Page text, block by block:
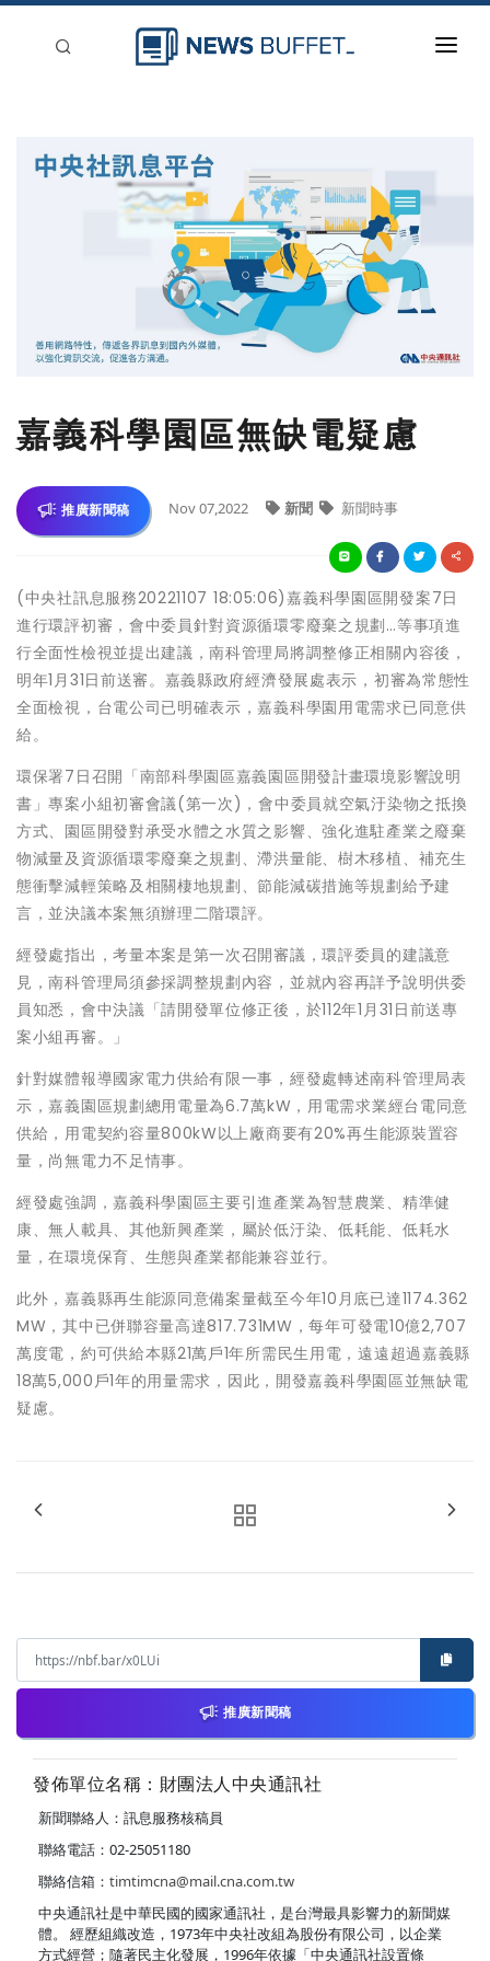
嘉義科學園區無缺電疑慮
推廣新聞稿 Nov 07,2022 新聞 新聞時事
(中央社訊息服務20221107 18:05:06)嘉義科學園區開發案7日
進行環評初審，會中委員針對資源循環零廢棄之規劃…等事項進
行全面性檢視並提出建議，南科管理局將調整修正相關內容後，
明年1月31日前送審。嘉義縣政府經濟發展處表示，初審為常態性
全面檢視，台電公司已明確表示，嘉義科學園用電需求已同意供
給。
環保署7日召開「南部科學園區嘉義園區開發計畫環境影響說明
書」專案小組初審會議(第一次)，會中委員就空氣汙染物之抵換
方式、園區開發對承受水體之水質之影響、強化進駐產業之廢棄
物減量及資源循環零廢棄之規劃、滯洪量能、樹木移植、補充生
態衝擊減輕策略及相關棲地規劃、節能減碳措施等規劃給予建
言，並決議本案無須辦理二階環評。
經發處指出，考量本案是第一次召開審議，環評委員的建議意
見，南科管理局須參採調整規劃內容，並就內容再詳予說明供委
員知悉，會中決議「請開發單位修正後，於112年1月31日前送專
案小組再審。」
針對媒體報導國家電力供給有限一事，經發處轉述南科管理局表
示，嘉義園區規劃總用電量為6.7萬kW，用電需求業經台電同意
供給，用電契約容量800kW以上廠商要有20%再生能源裝置容
量，尚無電力不足情事。
經發處強調，嘉義科學園區主要引進產業為智慧農業、精準健
康、無人載具、其他新興產業，屬於低汙染、低耗能、低耗水
量，在環境保育、生態與產業都能兼容並行。
此外，嘉義縣再生能源同意備案量截至今年10月底已達1174.362
MW，其中已併聯容量高達817.731MW，每年可發電10億2,707
萬度電，約可供給本縣21萬戶1年所需民生用電，遠遠超過嘉義縣
18萬5,000戶1年的用量需求，因此，開發嘉義科學園區並無缺電
疑慮。
推廣新聞稿
發佈單位名稱：財團法人中央通訊社
新聞聯絡人：訊息服務核稿員
聯絡電話：02-25051180
聯絡信箱： timtimcna@mail.cna.com.tw
中央通訊社是中華民國的國家通訊社，是台灣最具影響力的新聞媒
體。 經歷組織改造，1973年中央社改組為股份有限公司，以企業
方式經營；隨著民主化發展，1996年依據「中央通訊社設置條